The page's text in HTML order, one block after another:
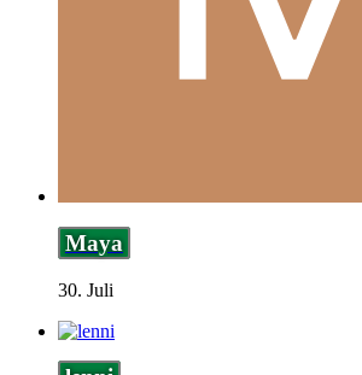
Maya
30. Juli